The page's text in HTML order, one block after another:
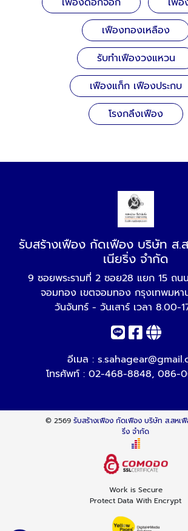
เฟืองทองเหลือง
รับทำเฟืองวงแหวน
เฟืองแก็ก เฟืองประกบ
โรงกลึงเฟือง
รับสร้างเฟือง กัดเฟือง บริษัท ส.
เนียริ่ง จำกัด
9 ซอยพระรามที่ 2 ซอย28 แยก 15 ถน
จอมทอง เขตจอมทอง กรุงเทพมหา
วันจันทร์ - วันเสาร์ เวลา 8.00-
อีเมล :
โทรศัพท์ : 02-468-8848, 086-
© 2569รับสร้างเฟือง กัดเฟือง บริษัท ส.สหเ
ริ่ง จำกัด
Work is Secure
Protect Data With Encrypt